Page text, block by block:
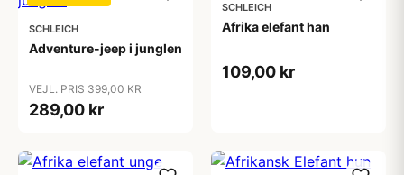
SCHLEICH
Adventure-jeep i junglen
VEJL. PRIS 399,00 KR
289,00 kr
SCHLEICH
Afrika elefant han
109,00 kr